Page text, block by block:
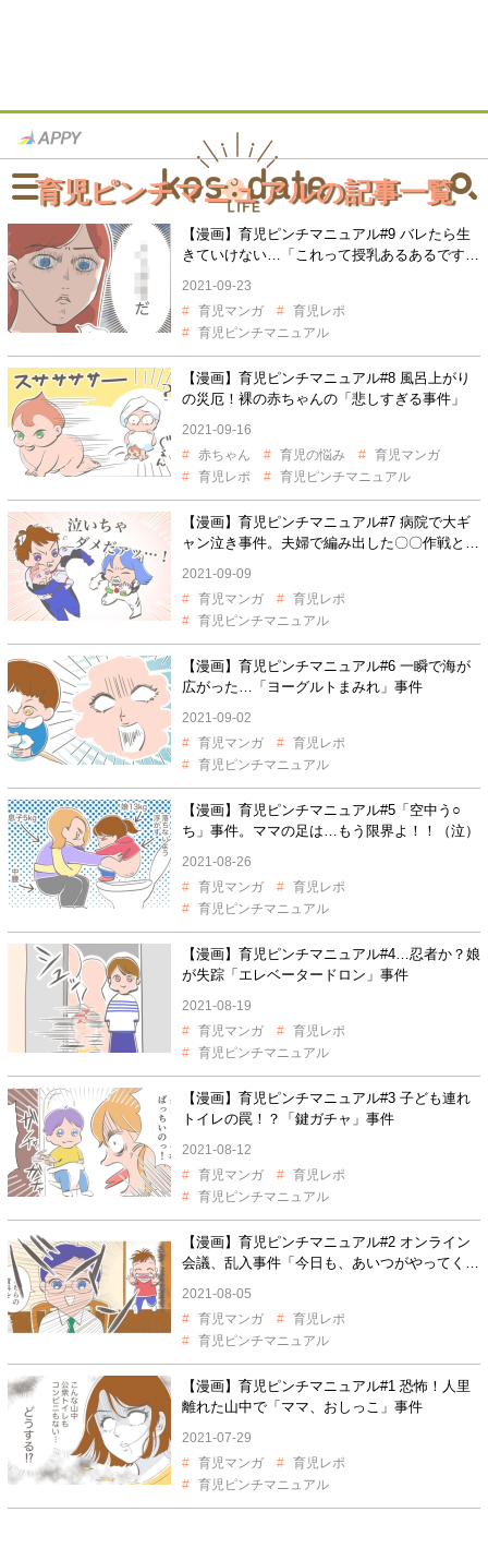
育児ピンチマニュアルの記事一覧
【漫画】育児ピンチマニュアル#9 バレたら生
きていけない…「これって授乳あるあるです
2021-09-23
育児マンガ
育児レポ
育児ピンチマニュアル
【漫画】育児ピンチマニュアル#8 風呂上がり
の災厄！裸の赤ちゃんの「悲しすぎる事件」
2021-09-16
赤ちゃん
育児の悩み
育児マンガ
育児レポ
育児ピンチマニュアル
【漫画】育児ピンチマニュアル#7 病院で大ギ
ャン泣き事件。夫婦で編み出した〇〇作戦と
2021-09-09
育児マンガ
育児レポ
育児ピンチマニュアル
【漫画】育児ピンチマニュアル#6 一瞬で海が
広がった…「ヨーグルトまみれ」事件
2021-09-02
育児マンガ
育児レポ
育児ピンチマニュアル
【漫画】育児ピンチマニュアル#5「空中う○
ち」事件。ママの足は…もう限界よ！！（泣）
2021-08-26
育児マンガ
育児レポ
育児ピンチマニュアル
【漫画】育児ピンチマニュアル#4…忍者か？娘
が失踪「エレベータードロン」事件
2021-08-19
育児マンガ
育児レポ
育児ピンチマニュアル
【漫画】育児ピンチマニュアル#3 子ども連れ
トイレの罠！？「鍵ガチャ」事件
2021-08-12
育児マンガ
育児レポ
育児ピンチマニュアル
【漫画】育児ピンチマニュアル#2 オンライン
会議、乱入事件「今日も、あいつがやってく
2021-08-05
育児マンガ
育児レポ
育児ピンチマニュアル
【漫画】育児ピンチマニュアル#1 恐怖！人里
離れた山中で「ママ、おしっこ」事件
2021-07-29
育児マンガ
育児レポ
育児ピンチマニュアル